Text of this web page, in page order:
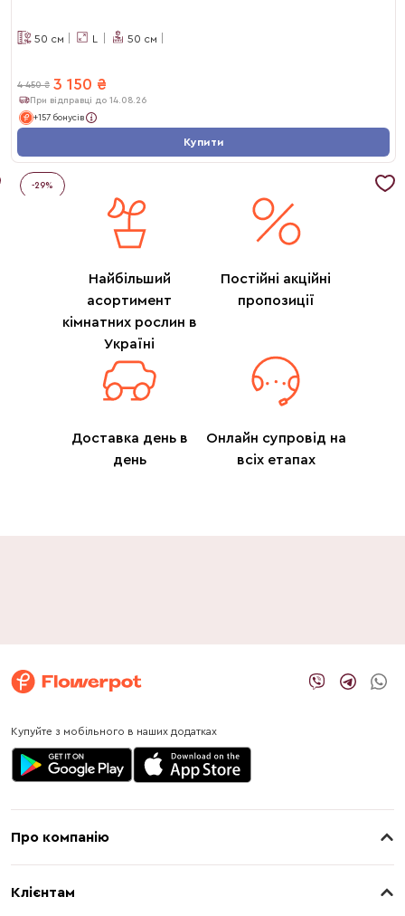
50 см L 50 см
4 450 ₴ 3 150 ₴
При відправці до 14.08.26
+157 бонусів
Купити
-29%
Найбільший
асортимент
кімнатних рослин в
Україні
Постійні акційні
пропозиції
Доставка день в
день
Онлайн супровід на
всіх етапах
Купуйте з мобільного в наших додатках
Про компанію
Клієнтам